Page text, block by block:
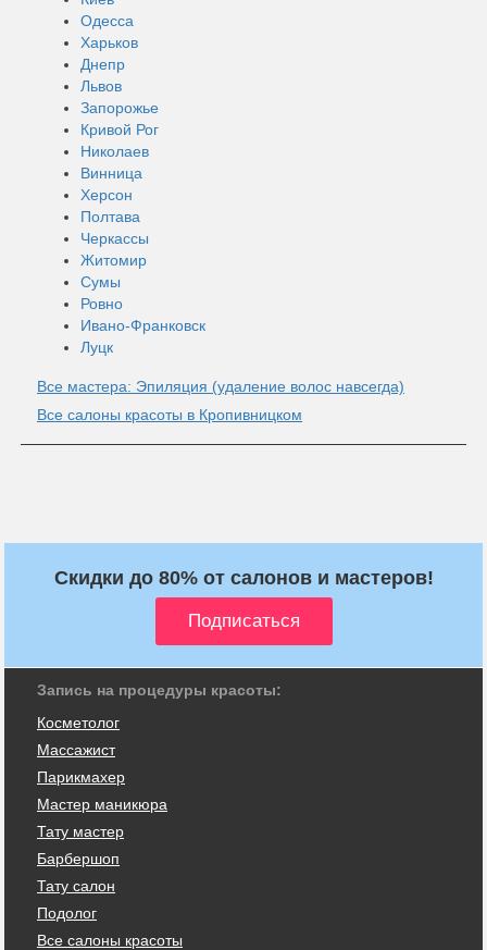
Одесса
Харьков
Днепр
Львов
Запорожье
Кривой Рог
Николаев
Винница
Херсон
Полтава
Черкассы
Житомир
Сумы
Ровно
Ивано-Франковск
Луцк
Все мастера: Эпиляция (удаление волос навсегда)
Все салоны красоты в Кропивницком
Скидки до 80% от салонов и мастеров!
Запись на процедуры красоты:
Косметолог
Массажист
Парикмахер
Мастер маникюра
Тату мастер
Барбершоп
Тату салон
Подолог
Все салоны красоты